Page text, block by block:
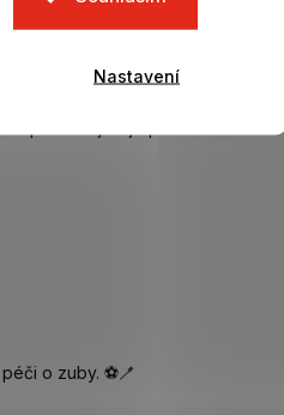
Nastavení
bavorského
a zároveň je motivovaly
palec zajišťuje pohodlné
o zuby. ⚽🪥